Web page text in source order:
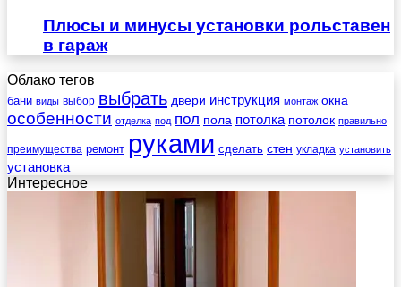
Плюсы и минусы установки рольставен
в гараж
Облако тегов
бани виды выбор выбрать двери инструкция монтаж окна
особенности отделка под пол пола потолка потолок правильно
преимущества ремонт руками сделать стен укладка установить
установка
Интересное